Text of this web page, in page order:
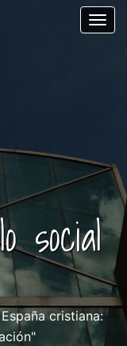
social
cristiana: